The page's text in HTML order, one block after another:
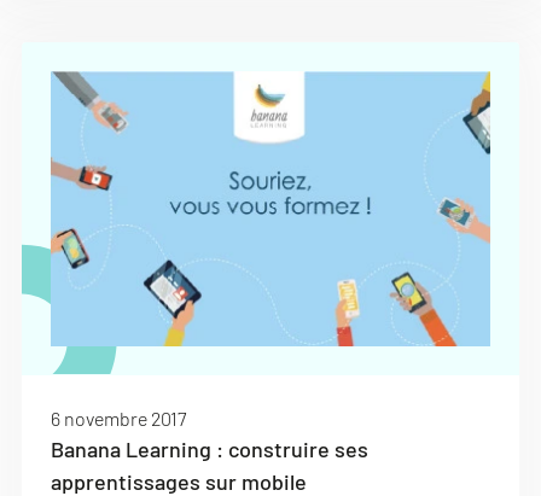
6 novembre 2017
Banana Learning : construire ses
apprentissages sur mobile